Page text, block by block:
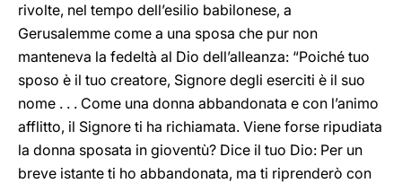
rivolte, nel tempo dell’esilio babilonese, a
Gerusalemme come a una sposa che pur non
manteneva la fedeltà al Dio dell’alleanza: “Poiché tuo
sposo è il tuo creatore, Signore degli eserciti è il suo
nome . . . Come una donna abbandonata e con l’animo
afflitto, il Signore ti ha richiamata. Viene forse ripudiata
la donna sposata in gioventù? Dice il tuo Dio: Per un
breve istante ti ho abbandonata, ma ti riprenderò con